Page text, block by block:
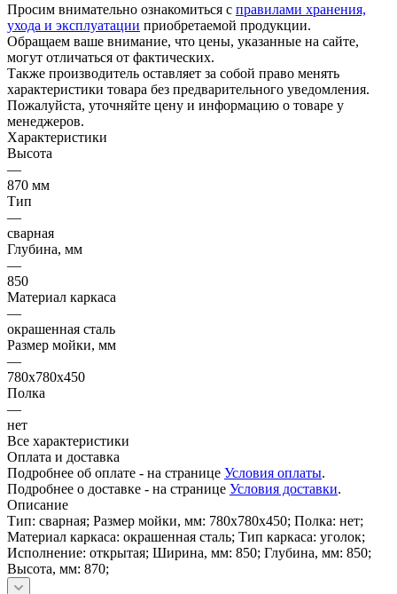
Просим внимательно ознакомиться с правилами хранения,
ухода и эксплуатации приобретаемой продукции.
Обращаем ваше внимание, что цены, указанные на сайте,
могут отличаться от фактических.
Также производитель оставляет за собой право менять
характеристики товара без предварительного уведомления.
Пожалуйста, уточняйте цену и информацию о товаре у
менеджеров.
Характеристики
Высота
—
870 мм
Тип
—
сварная
Глубина, мм
—
850
Материал каркаса
—
окрашенная сталь
Размер мойки, мм
—
780х780х450
Полка
—
нет
Все характеристики
Оплата и доставка
Подробнее об оплате - на странице Условия оплаты.
Подробнее о доставке - на странице Условия доставки.
Описание
Тип: сварная; Размер мойки, мм: 780х780х450; Полка: нет;
Материал каркаса: окрашенная сталь; Тип каркаса: уголок;
Исполнение: открытая; Ширина, мм: 850; Глубина, мм: 850;
Высота, мм: 870;